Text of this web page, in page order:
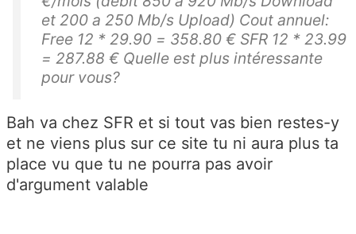
et 200 a 250 Mb/s Upload) Cout annuel:
Free 12 * 29.90 = 358.80 € SFR 12 * 23.99
= 287.88 € Quelle est plus intéressante
pour vous?
Bah va chez SFR et si tout vas bien restes-y
et ne viens plus sur ce site tu ni aura plus ta
place vu que tu ne pourra pas avoir
d'argument valable